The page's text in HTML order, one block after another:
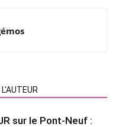
L'AUTEUR
sur le Pont-Neuf :